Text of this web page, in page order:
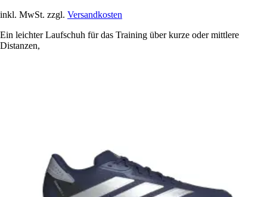
inkl. MwSt. zzgl. Versandkosten
Ein leichter Laufschuh für das Training über kurze oder mittlere
Distanzen,